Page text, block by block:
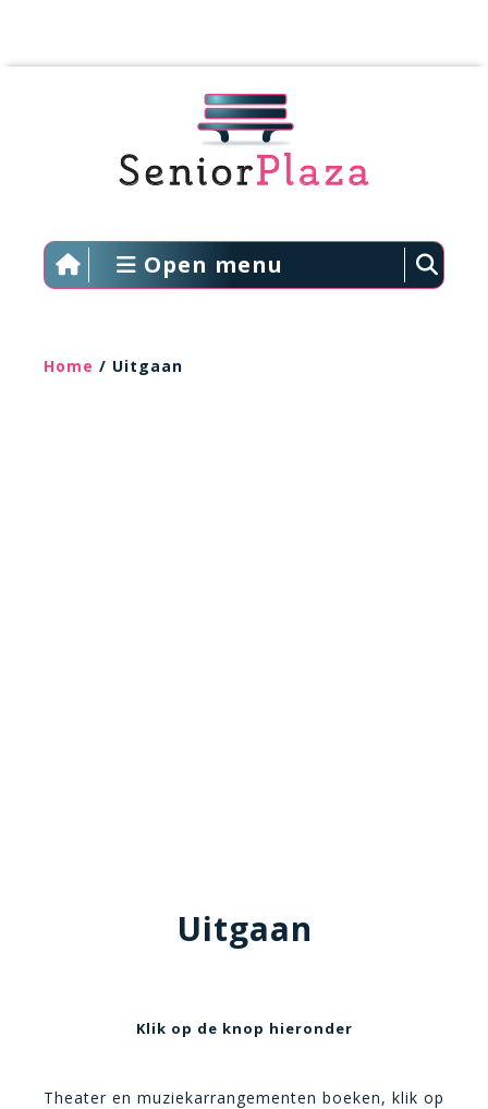
Open menu
Home / Uitgaan
Uitgaan
Klik op de knop hieronder
Theater en muziekarrangementen boeken, klik op